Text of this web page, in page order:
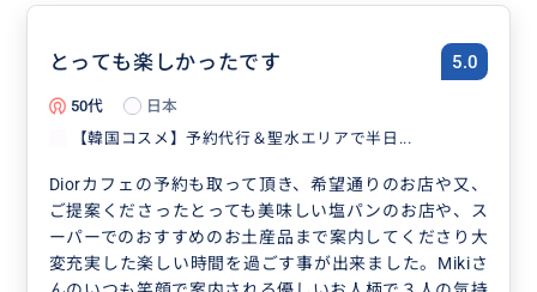
-タクシーの場合は同伴させていただきます。
-地下鉄/バスの場合はガイドの分はお支払い不要で
す。
-ランチやカフェなどでのお客様ご自身のお食事代
【その他注意事項】
・キャンセルポリシー
キャンセルする場合には、下記のキャンセル料をい
とっても楽しかったです 5.0
50代
日本
【韓国コスメ】予約代行＆聖水エリアで半日...
Diorカフェの予約も取って頂き、希望通りのお店や又、
ご提案くださったとっても美味しい塩パンのお店や、ス
ーパーでのおすすめのお土産品まで案内してくださり大
変充実した楽しい時間を過ごす事が出来ました。Mikiさ